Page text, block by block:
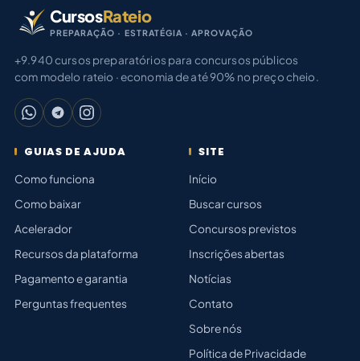
CursosRateio
PREPARAÇÃO · ESTRATÉGIA · APROVAÇÃO
+9.940 cursos preparatórios para concursos públicos
com modelo rateio · economia de até 90% no preço cheio.
GUIAS DE AJUDA
Como funciona
Como baixar
Acelerador
Recursos da plataforma
Pagamento e garantia
Perguntas frequentes
SITE
Início
Buscar cursos
Concursos previstos
Inscrições abertas
Notícias
Contato
Sobre nós
Política de Privacidade